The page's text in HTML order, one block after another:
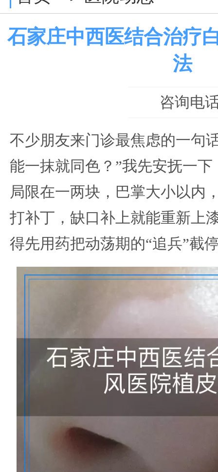
石家庄中西医结合治疗
法
咨询电
不少朋友来门诊最焦虑的一句
能一抹就同色？”我先安抚一
局限在一两块，巴掌大小以内
打补丁，缺口补上就能重新上
得先用药把动荡期的“追兵”截